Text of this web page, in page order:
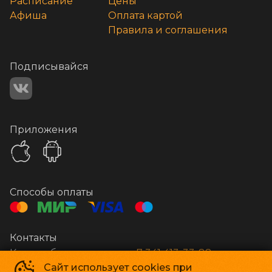
Сайт использует cookies при
Афиша
Оплата картой
Правила и соглашения
Подписывайся
Приложения
Способы оплаты
Контакты
Касса и бронирование +7 341 413-33-88